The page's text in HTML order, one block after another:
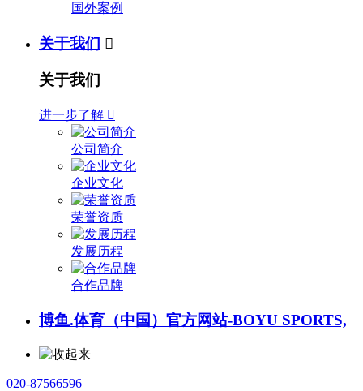
国外案例
关于我们 
关于我们
进一步了解 
公司简介
企业文化
荣誉资质
发展历程
合作品牌
博鱼.体育（中国）官方网站-BOYU SPORTS,
020-87566596